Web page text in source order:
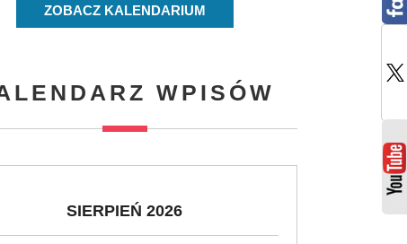
ZOBACZ KALENDARIUM
WPISÓW
SIERPIEŃ 2026